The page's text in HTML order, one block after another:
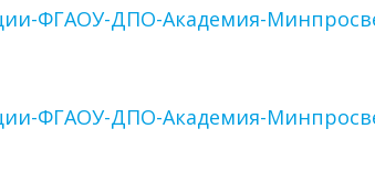
ФГАОУ-ДПО-Академия-
ФГАОУ-ДПО-Академия-